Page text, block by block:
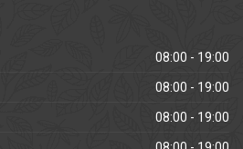
08:00 - 19:00
08:00 - 19:00
08:00 - 19:00